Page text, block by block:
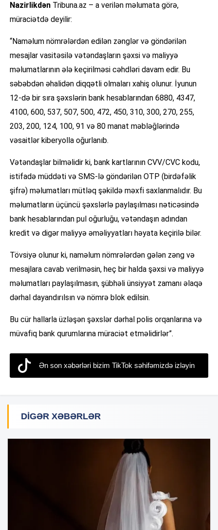
Nazirlikdən Tribuna.az – a verilən məlumata görə,
müraciətdə deyilir:
“Naməlum nömrələrdən edilən zənglər və göndərilən
mesajlar vasitəsilə vətəndaşların şəxsi və maliyyə
məlumatlarının ələ keçirilməsi cəhdləri davam edir. Bu
səbəbdən əhalidən diqqətli olmaları xahiş olunur. İyunun
12-də bir sıra şəxslərin bank hesablarından 6880, 4347,
4100, 600, 537, 507, 500, 472, 450, 310, 300, 270, 255,
203, 200, 124, 100, 91 və 80 manat məbləğlərində
vəsaitlər kiberyolla oğurlanıb.
Vətəndaşlar bilməlidir ki, bank kartlarının CVV/CVC kodu,
istifadə müddəti və SMS-lə göndərilən OTP (birdəfəlik
şifrə) məlumatları mütləq şəkildə məxfi saxlanmalıdır. Bu
məlumatların üçüncü şəxslərlə paylaşılması nəticəsində
bank hesablarından pul oğurluğu, vətəndaşın adından
kredit və digər maliyyə əməliyyatları həyata keçirilə bilər.
Tövsiyə olunur ki, naməlum nömrələrdən gələn zəng və
mesajlara cavab verilməsin, heç bir halda şəxsi və maliyyə
məlumatları paylaşılmasın, şübhəli ünsiyyət zamanı əlaqə
dərhal dayandırılsın və nömrə blok edilsin.
Bu cür hallarla üzləşən şəxslər dərhal polis orqanlarına və
müvafiq bank qurumlarına müraciət etməlidirlər”.
Ən son xəbərləri bizim TikTok səhifəmizdə izləyin
DIGƏR XƏBƏRLƏR